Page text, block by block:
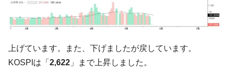
『Money1』
韓国･帰ってきた李在明。李在明を支持しな
い「50.5％」に上昇
た ⇒ 国家が行った恐るべき株価操作であり、空前の国政壟
断
上げています。また、下げましたが戻しています。
KOSPIは「 2,622 」まで上昇しました。